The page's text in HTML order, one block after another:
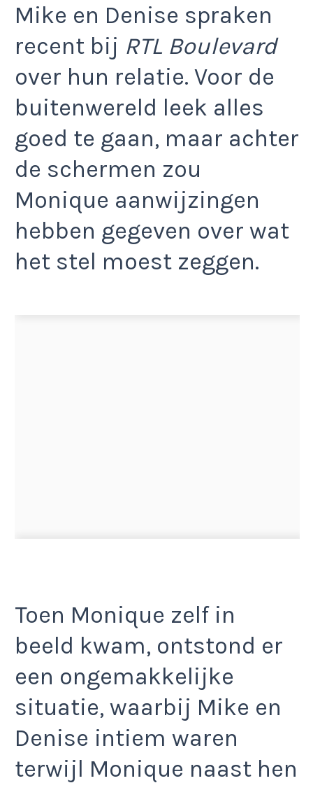
Mike en Denise spraken
recent bij RTL Boulevard
over hun relatie. Voor de
buitenwereld leek alles
goed te gaan, maar achter
de schermen zou
Monique aanwijzingen
hebben gegeven over wat
het stel moest zeggen.
Toen Monique zelf in
beeld kwam, ontstond er
een ongemakkelijke
situatie, waarbij Mike en
Denise intiem waren
terwijl Monique naast hen